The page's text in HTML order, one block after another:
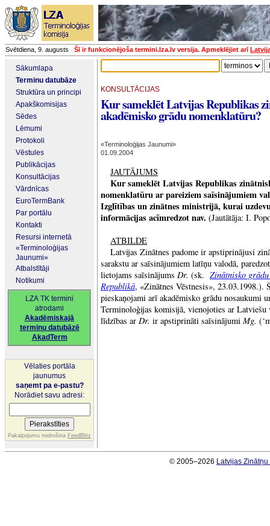
Svētdiena, 9. augusts Šī ir funkcionējoša termini.lza.lv versija. Apmeklējiet arī
Sākumlapa
Terminu datubāze
Struktūra un principi
Apakškomisijas
Sēdes
Lēmumi
Protokoli
Vēstules
Publikācijas
Konsultācijas
Vārdnīcas
EuroTermBank
Par portālu
Kontakti
Resursi internetā
«Terminoloģijas
Jaunumi»
Atbalstītāji
Notikumi
LZA TK termini
atrodami
Akadēmiskajā
terminu datubāzē
AkadTerm
Vēlaties portāla
jaunumus
saņemt pa e-pastu?
Norādiet savu adresi:
Pakalpojumu nodrošina FeedBlitz
KONSULTĀCIJAS
Kur sameklēt Latvijas Republikas
akadēmisko grādu nomenklatūru?
«Terminoloģijas Jaunumi»
01.09.2004
JAUTĀJUMS
Kur sameklēt Latvijas Republikas
nomenklatūru ar pareiziem saīsinājumiem
Izglītības un zinātnes ministrijā, kurai
informācijas acīmredzot nav. (Jautātāja: I.
ATBILDE
Latvijas Zinātnes padome ir apstiprinājusi
sarakstu ar saīsinājumiem latīņu valodā,
lietojams saīsinājums Dr. (sk. Zinātnisko
Republikā, «Zinātnes Vēstnesis», 23.03.1998.).
pieskaņojami arī akadēmisko grādu nosaukumi
Terminoloģijas komisijā, vienojoties ar Latviešu
līdzības ar Dr. ir apstiprināti saīsinājumi Mg.
© 2005–2026 Latvijas